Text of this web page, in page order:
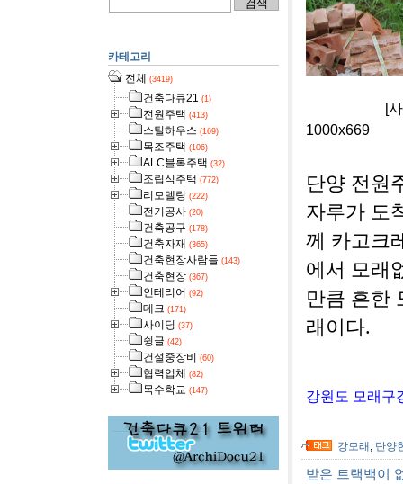
[사진]전원
1000x669
단양 전원
자루가 도
께 카고크
에서 모래
만큼 흔한
래이다.
강원도 모래구
강모래 , 단양
받은 트랙백이
카테고리
전체 (3419)
건축다큐21 (1)
전원주택 (413)
스틸하우스 (169)
목조주택 (106)
ALC블록주택 (32)
조립식주택 (772)
리모델링 (222)
전기공사 (20)
건축공구 (178)
건축자재 (365)
건축현장사람들 (143)
건축현장 (367)
인테리어 (92)
데크 (171)
사이딩 (37)
슁글 (42)
건설중장비 (60)
협력업체 (82)
목수학교 (147)